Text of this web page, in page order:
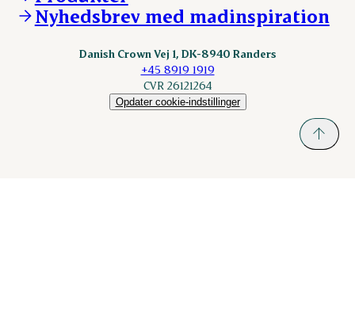
Scanhide.dk
Nyhedsbrev med madinspiration
Danish Crown Vej 1, DK-8940 Randers
+45 8919 1919
CVR 26121264
Opdater cookie-indstillinger